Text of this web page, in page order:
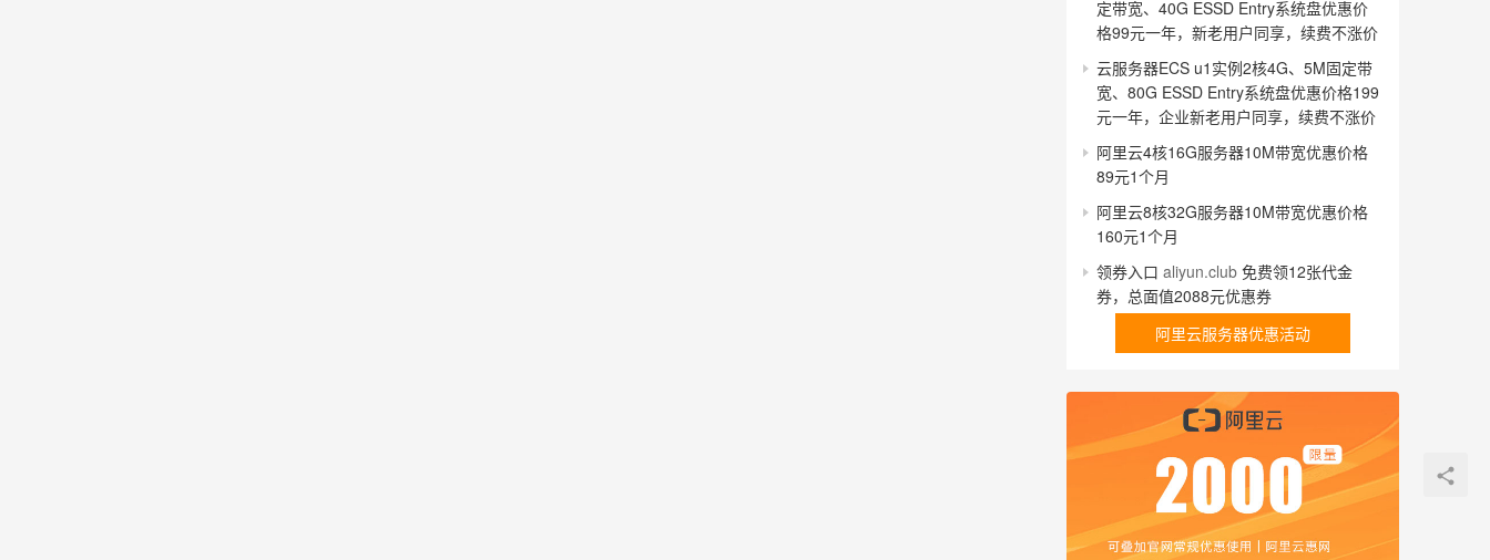
定带宽、40G ESSD Entry系统盘优惠价
格99元一年，新老用户同享，续费不涨价
云服务器ECS u1实例2核4G、5M固定带
宽、80G ESSD Entry系统盘优惠价格199
元一年，企业新老用户同享，续费不涨价
阿里云4核16G服务器10M带宽优惠价格
89元1个月
阿里云8核32G服务器10M带宽优惠价格
160元1个月
领券入口 aliyun.club 免费领12张代金
券，总面值2088元优惠券
阿里云服务器优惠活动